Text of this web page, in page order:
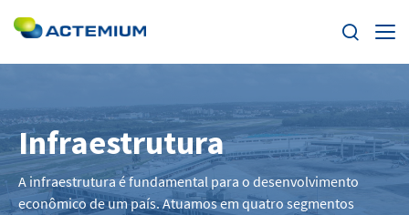
Sobre a Actemium
Atividades
Search
for:
Infraestrutura
A infraestrutura é fundamental para o desenvolvimento
econômico de um país. Atuamos em quatro segmentos